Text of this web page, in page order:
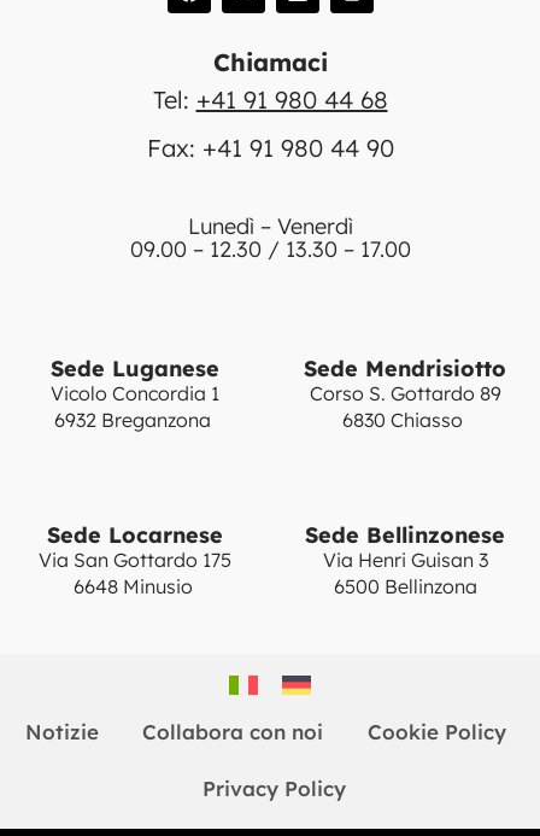
Chiamaci
Tel: +41 91 980 44 68
Fax: +41 91 980 44 90
Lunedì – Venerdì
09.00 – 12.30 / 13.30 – 17.00
Sede Luganese
Vicolo Concordia 1
6932 Breganzona
Sede Mendrisiotto
Corso S. Gottardo 89
6830 Chiasso
Sede Locarnese
Via San Gottardo 175
6648 Minusio
Sede Bellinzonese
Via Henri Guisan 3
6500 Bellinzona
Notizie Collabora con noi Cookie Policy
Privacy Policy